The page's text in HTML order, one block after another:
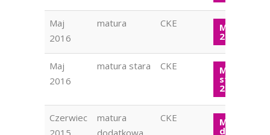
Maj
2016
matura CKE Matura
2016
Maj
2016
matura stara CKE Matura
stara WOS
2016
Czerwiec
2015
matura
dodatkowa
CKE Matura